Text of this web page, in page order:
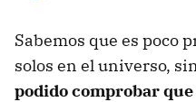
Sabemos que es poco
solos en el universo,
podido comprobar